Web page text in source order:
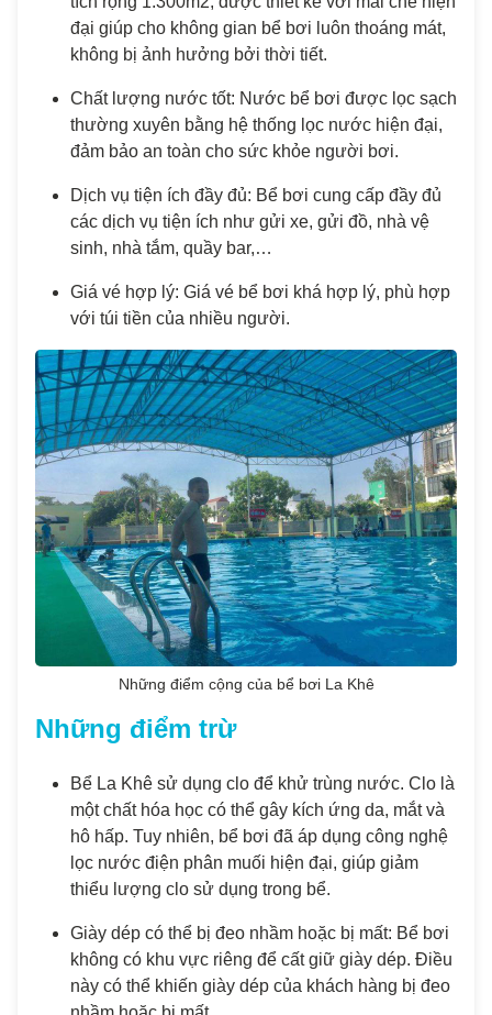
đại giúp cho không gian bể bơi luôn thoáng mát,
không bị ảnh hưởng bởi thời tiết.
Chất lượng nước tốt: Nước bể bơi được lọc sạch
thường xuyên bằng hệ thống lọc nước hiện đại,
đảm bảo an toàn cho sức khỏe người bơi.
Dịch vụ tiện ích đầy đủ: Bể bơi cung cấp đầy đủ
các dịch vụ tiện ích như gửi xe, gửi đồ, nhà vệ
sinh, nhà tắm, quầy bar,…
Giá vé hợp lý: Giá vé bể bơi khá hợp lý, phù hợp
với túi tiền của nhiều người.
Những điểm cộng của bể bơi La Khê
Những điểm trừ
Bể La Khê sử dụng clo để khử trùng nước. Clo là
một chất hóa học có thể gây kích ứng da, mắt và
hô hấp. Tuy nhiên, bể bơi đã áp dụng công nghệ
lọc nước điện phân muối hiện đại, giúp giảm
thiểu lượng clo sử dụng trong bể.
Giày dép có thể bị đeo nhầm hoặc bị mất: Bể bơi
không có khu vực riêng để cất giữ giày dép. Điều
này có thể khiến giày dép của khách hàng bị đeo